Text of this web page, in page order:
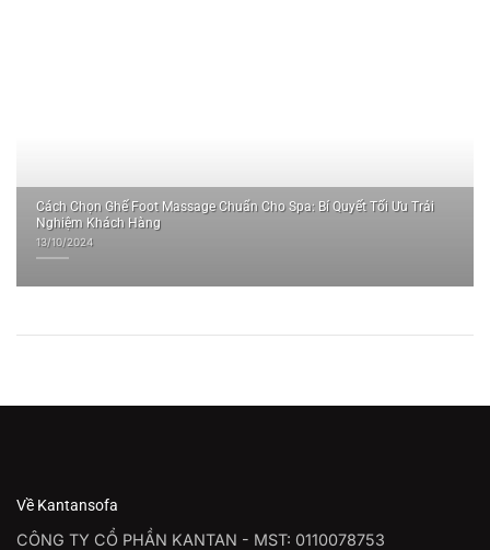
Cách Chọn Ghế Foot Massage Chuẩn Cho Spa: Bí Quyết Tối Ưu Trải
Nghiệm Khách Hàng
13/10/2024
Về Kantansofa
CÔNG TY CỔ PHẦN KANTAN - MST: 0110078753